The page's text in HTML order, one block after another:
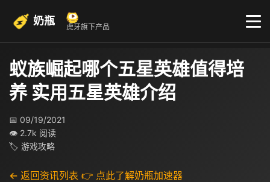
奶瓶 虎牙旗下产品
蚁族崛起哪个五星英雄值得培
养 实用五星英雄介绍
📅 09/19/2021
👁 2.7k 阅读
🏷 游戏攻略
← 返回资讯列表 👉 点此了解奶瓶加速器